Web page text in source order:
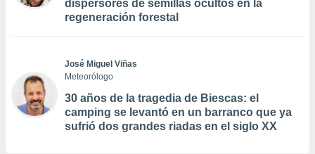
dispersores de semillas ocultos en la
regeneración forestal
José Miguel Viñas
Meteorólogo
30 años de la tragedia de Biescas: el
camping se levantó en un barranco que ya
sufrió dos grandes riadas en el siglo XX